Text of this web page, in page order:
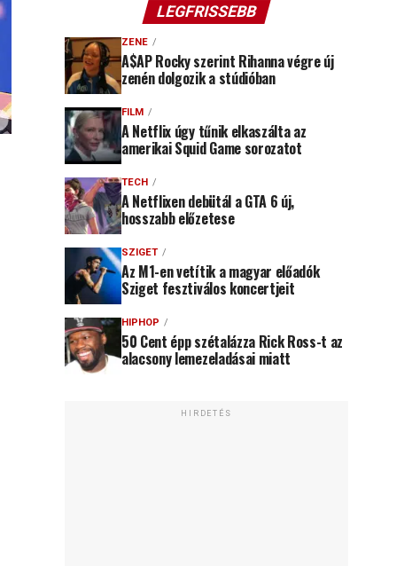
LEGFRISSEBB
ZENE
A$AP Rocky szerint Rihanna végre új
zenén dolgozik a stúdióban
FILM
A Netflix úgy tűnik elkaszálta az
amerikai Squid Game sorozatot
TECH
A Netflixen debütál a GTA 6 új,
hosszabb előzetese
SZIGET
Az M1-en vetítik a magyar előadók
Sziget fesztiválos koncertjeit
HIPHOP
50 Cent épp szétalázza Rick Ross-t az
alacsony lemezeladásai miatt
HIRDETÉS